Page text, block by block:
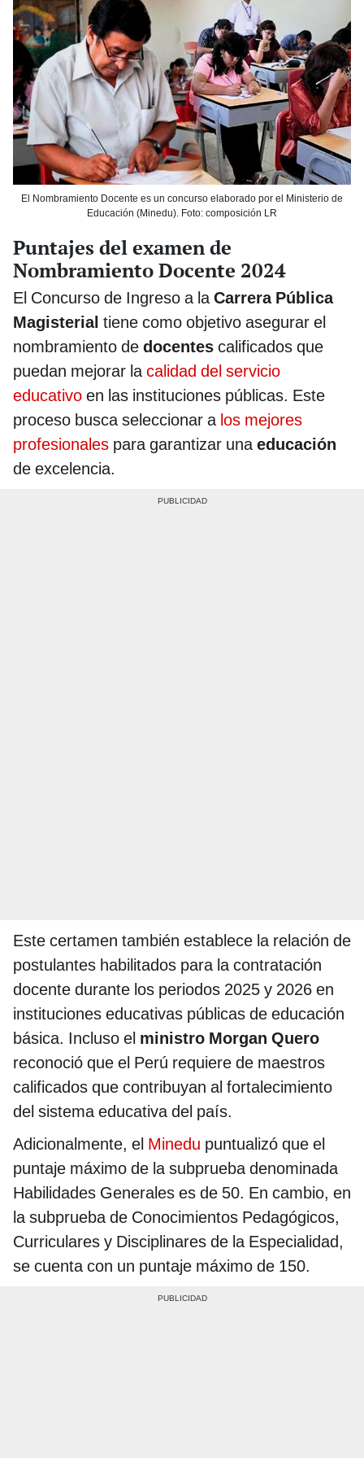
El Nombramiento Docente es un concurso elaborado por el Ministerio de
Educación (Minedu). Foto: composición LR
Puntajes del examen de
Nombramiento Docente 2024
El Concurso de Ingreso a laCarrera Pública
Magisterial tiene como objetivo asegurar el
nombramiento de docentes calificados que
puedan mejorar lacalidad del servicio
educativo en las instituciones públicas. Este
proceso busca seleccionar alos mejores
profesionales para garantizar unaeducación
de excelencia.
Este certamen también establece la relación de
postulantes habilitados para la contratación
docente durante los periodos 2025 y 2026 en
instituciones educativas públicas de educación
básica. Incluso el ministro Morgan Quero
reconoció que el Perú requiere de maestros
calificados que contribuyan al fortalecimiento
del sistema educativa del país.
Adicionalmente, el Minedu puntualizó que el
puntaje máximo de la subprueba denominada
Habilidades Generales es de 50. En cambio, en
la subprueba de Conocimientos Pedagógicos,
Curriculares y Disciplinares de la Especialidad,
se cuenta con un puntaje máximo de 150.